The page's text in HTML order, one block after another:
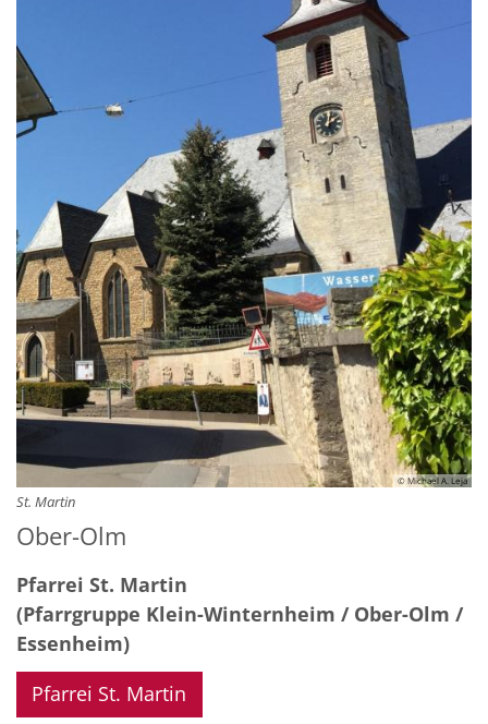
© Michael A. Leja
St. Martin
Ober-Olm
Pfarrei St. Martin
(Pfarrgruppe Klein-Winternheim / Ober-Olm /
Essenheim)
Pfarrei St. Martin